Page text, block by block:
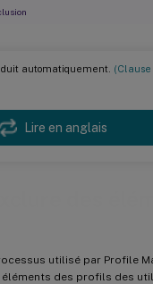
automatiquement. (Clause
Lire en anglais
utilisé par Profile
des profils des